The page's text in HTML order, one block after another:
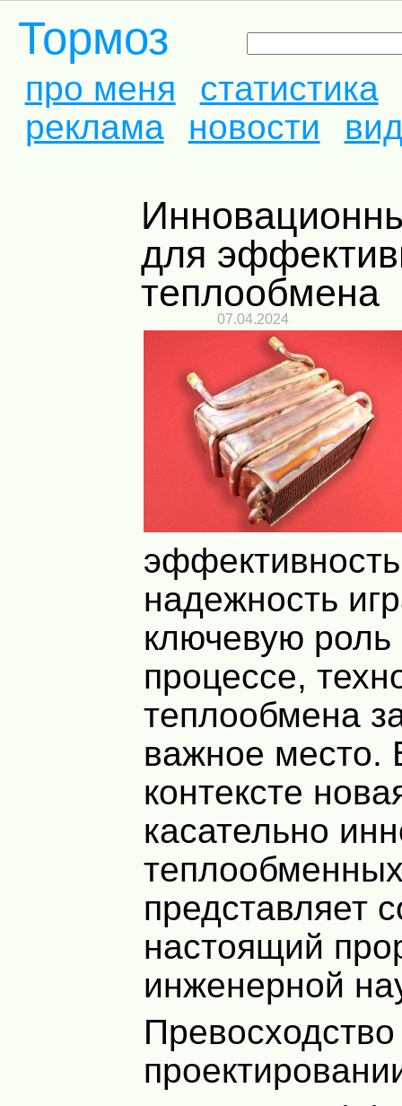
Тормоз
про меня
статистика
реклама
новости
Инновационные колонки
для
теплообмена
07.04.2024
надежность
ключевую
процессе,
теплообмена
важное место.
контексте
касательно
представляет
настоящий
инженерной